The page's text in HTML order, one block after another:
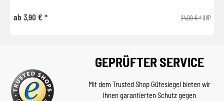
ab 3,90 € * 24,00 € *UVP
GEPRÜFTER SERVICE
Mit dem Trusted Shop Gütesiegel bieten wir
Ihnen garantierten Schutz gegen